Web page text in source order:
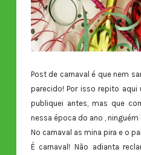
Post de carnaval é que nem
parecido! Por isso repito
publiquei antes, mas que
nessa época do ano , ninguém
No carnaval as mina pira e o
É carnaval! Não adianta